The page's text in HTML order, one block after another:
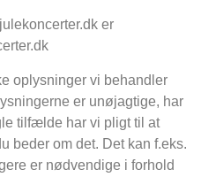
er
oplysninger vi behandler
er unøjagtige, har
tilfælde har vi pligt til at
beder om det. Det kan f.eks.
er nødvendige i forhold